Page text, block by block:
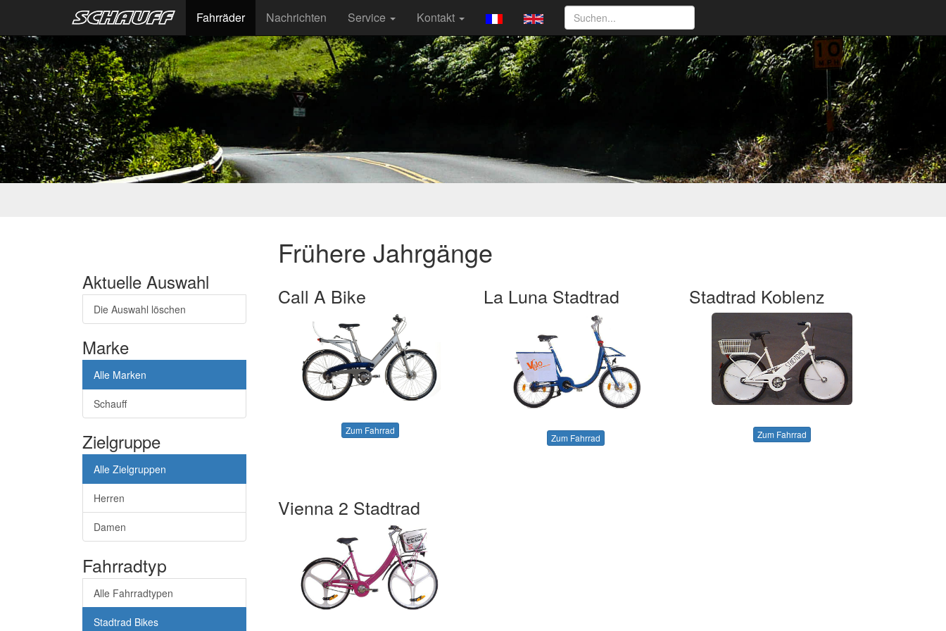
Fahrräder Nachrichten Service Kontakt
Frühere Jahrgänge
Aktuelle Auswahl
Die Auswahl löschen
Marke
Alle Marken
Schauff
Zielgruppe
Alle Zielgruppen
Herren
Damen
Fahrradtyp
Alle Fahrradtypen
Stadtrad Bikes
Call A Bike
Zum Fahrrad
La Luna Stadtrad
Zum Fahrrad
Stadtrad Koblenz
Zum Fahrrad
Vienna 2 Stadtrad